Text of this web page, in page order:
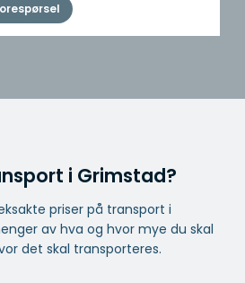
i Grimstad?
priser på transport i
av hva og hvor mye du skal
det skal transporteres.